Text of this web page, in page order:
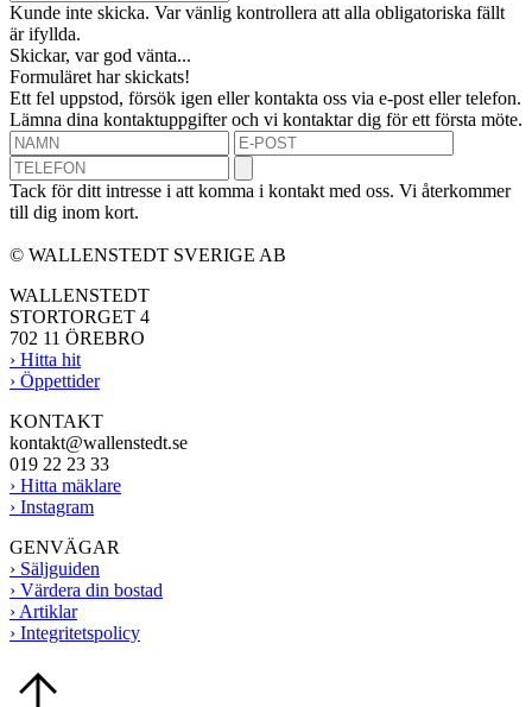
Kunde inte skicka. Var vänlig kontrollera att alla obligatoriska fällt
är ifyllda.
Skickar, var god vänta...
Formuläret har skickats!
Ett fel uppstod, försök igen eller kontakta oss via e-post eller telefon.
Lämna dina kontaktuppgifter och vi kontaktar dig för ett första möte.
Tack för ditt intresse i att komma i kontakt med oss. Vi återkommer
till dig inom kort.
© WALLENSTEDT SVERIGE AB
WALLENSTEDT
STORTORGET 4
702 11 ÖREBRO
› Hitta hit
› Öppettider
KONTAKT
kontakt@wallenstedt.se
019 22 23 33
› Hitta mäklare
› Instagram
GENVÄGAR
› Säljguiden
› Värdera din bostad
› Artiklar
› Integritetspolicy